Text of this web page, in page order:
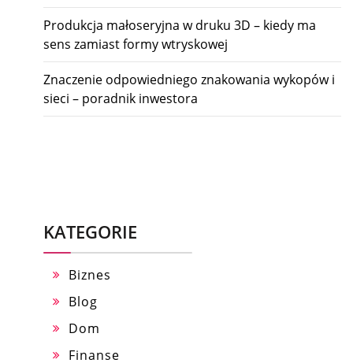
Produkcja małoseryjna w druku 3D – kiedy ma
sens zamiast formy wtryskowej
Znaczenie odpowiedniego znakowania wykopów i
sieci – poradnik inwestora
KATEGORIE
Biznes
Blog
Dom
Finanse